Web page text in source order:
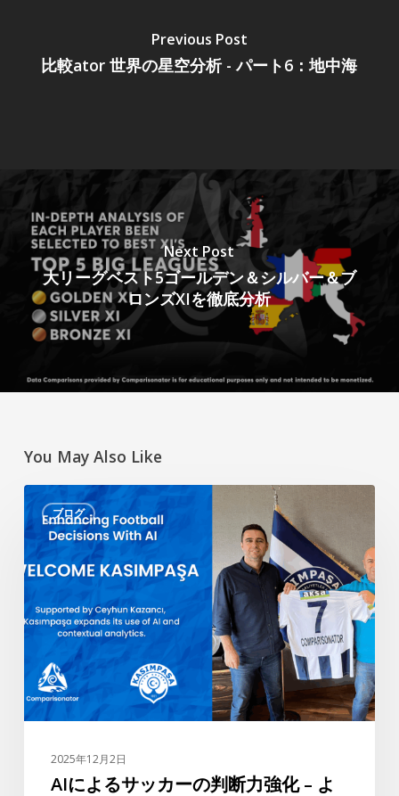
Previous Post
比較ator 世界の星空分析 - パート6：地中海
Next Post
大リーグベスト5ゴールデン＆シルバー＆ブ
ロンズXIを徹底分析
You May Also Like
ブログ
に
よ
る
判
断
2025年12月2日
AIによるサッカーの判断力強化 – よ